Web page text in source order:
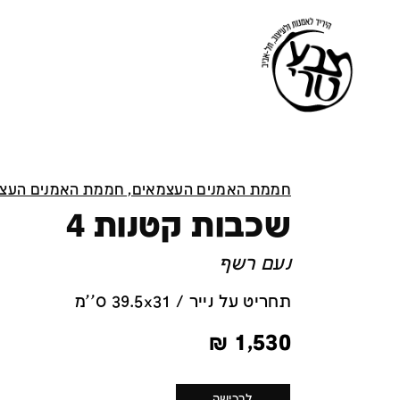
חממת האמנים העצמאים, חממת האמנים
שכבות קטנות 4
נעם רשף
תחריט על נייר / 39.5x31 ס''מ
1,530
₪